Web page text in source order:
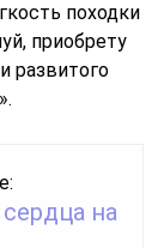
походки
приобрету
развитого
на